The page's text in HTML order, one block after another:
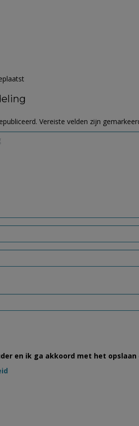
Vereiste velden zijn
en ik ga akkoord met het